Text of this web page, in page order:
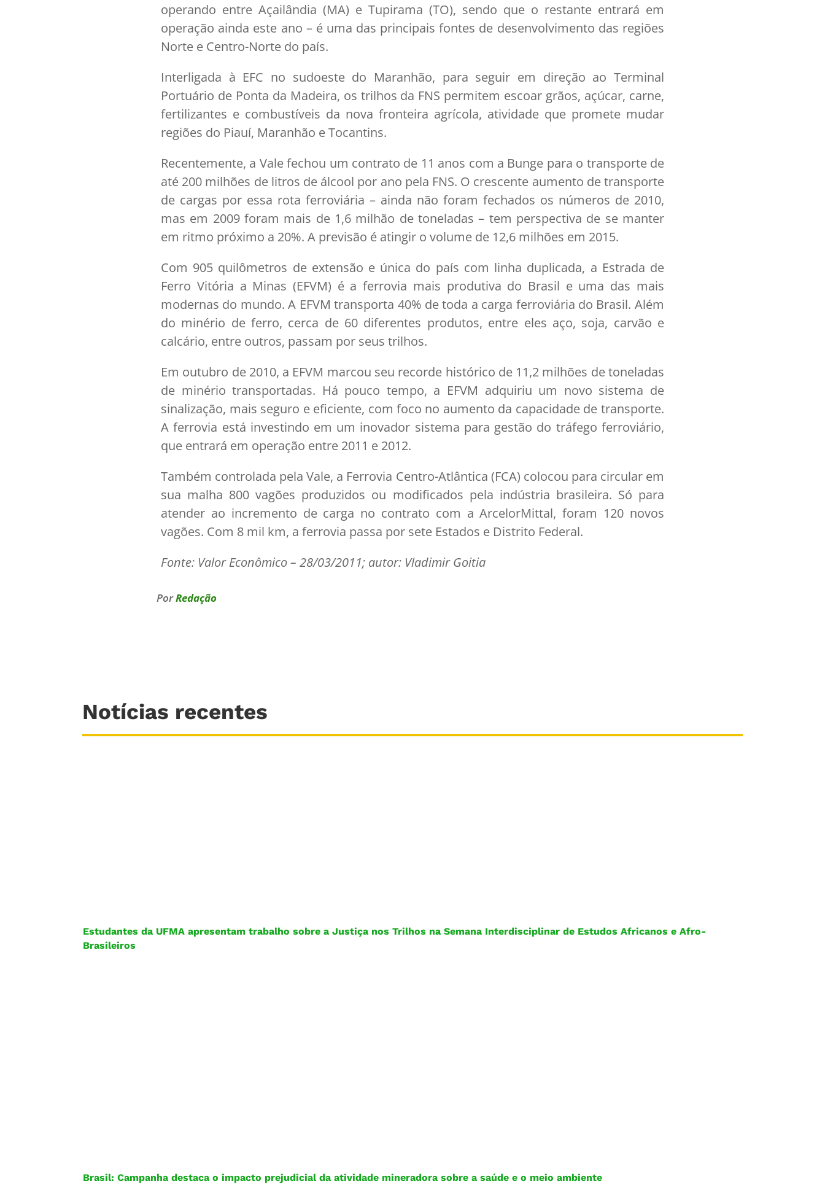
operando entre Açailândia (MA) e Tupirama (TO), sendo que o restante entrará em
operação ainda este ano – é uma das principais fontes de desenvolvimento das regiões
Norte e Centro-Norte do país.
Interligada à EFC no sudoeste do Maranhão, para seguir em direção ao Terminal
Portuário de Ponta da Madeira, os trilhos da FNS permitem escoar grãos, açúcar, carne,
fertilizantes e combustíveis da nova fronteira agrícola, atividade que promete mudar
regiões do Piauí, Maranhão e Tocantins.
Recentemente, a Vale fechou um contrato de 11 anos com a Bunge para o transporte de
até 200 milhões de litros de álcool por ano pela FNS. O crescente aumento de transporte
de cargas por essa rota ferroviária – ainda não foram fechados os números de 2010,
mas em 2009 foram mais de 1,6 milhão de toneladas – tem perspectiva de se manter
em ritmo próximo a 20%. A previsão é atingir o volume de 12,6 milhões em 2015.
Com 905 quilômetros de extensão e única do país com linha duplicada, a Estrada de
Ferro Vitória a Minas (EFVM) é a ferrovia mais produtiva do Brasil e uma das mais
modernas do mundo. A EFVM transporta 40% de toda a carga ferroviária do Brasil. Além
do minério de ferro, cerca de 60 diferentes produtos, entre eles aço, soja, carvão e
calcário, entre outros, passam por seus trilhos.
Em outubro de 2010, a EFVM marcou seu recorde histórico de 11,2 milhões de toneladas
de minério transportadas. Há pouco tempo, a EFVM adquiriu um novo sistema de
sinalização, mais seguro e eficiente, com foco no aumento da capacidade de transporte.
A ferrovia está investindo em um inovador sistema para gestão do tráfego ferroviário,
que entrará em operação entre 2011 e 2012.
Também controlada pela Vale, a Ferrovia Centro-Atlântica (FCA) colocou para circular em
sua malha 800 vagões produzidos ou modificados pela indústria brasileira. Só para
atender ao incremento de carga no contrato com a ArcelorMittal, foram 120 novos
vagões. Com 8 mil km, a ferrovia passa por sete Estados e Distrito Federal.
Fonte: Valor Econômico – 28/03/2011; autor: Vladimir Goitia
PorRedação
Notícias recentes
Estudantes da UFMA apresentam trabalho sobre a Justiça nos Trilhos na Semana Interdisciplinar de Estudos Africanos e Afro-
Brasileiros
Brasil: Campanha destaca o impacto prejudicial da atividade mineradora sobre a saúde e o meio ambiente